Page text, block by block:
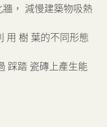
， 減慢建築物吸熱
用 樹 葉的不同形態
踩踏 瓷磚上產生能